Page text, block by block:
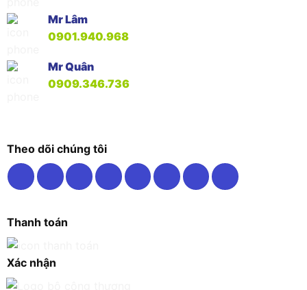
Mr Lâm
0901.940.968
Mr Quân
0909.346.736
Theo dõi chúng tôi
Thanh toán
Xác nhận